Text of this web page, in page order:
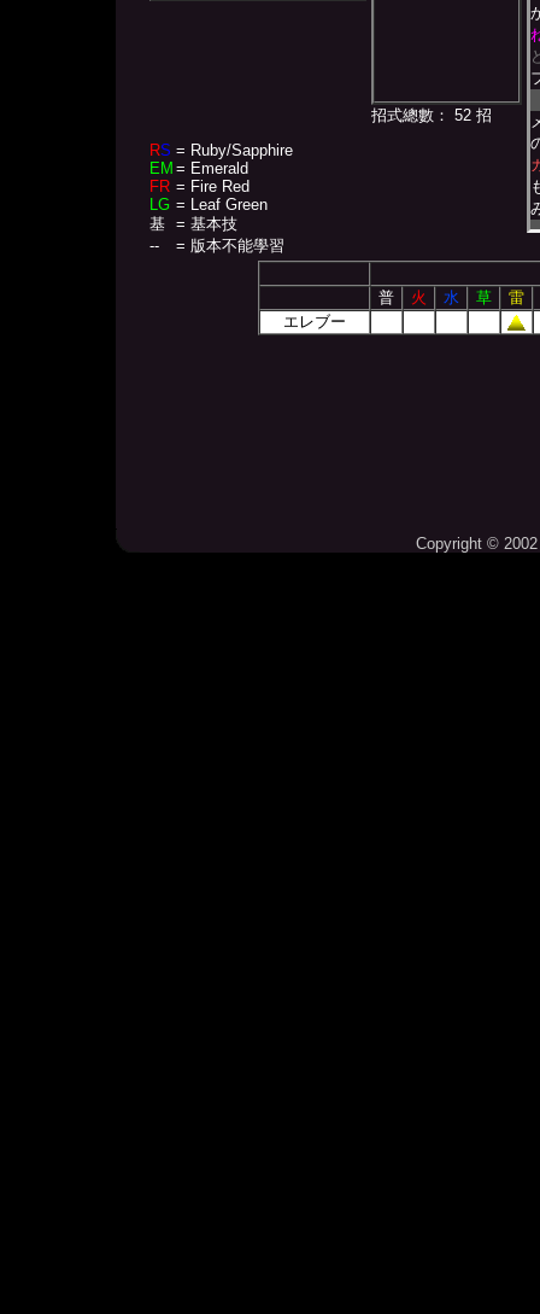
RS = Ruby/Sapphire
EM = Emerald
FR = Fire Red
LG = Leaf Green
基
= 基本技
--
= 版本不能學習
招式總數： 52 招
普 火 水 草
雷
エレブー
Copyright ©